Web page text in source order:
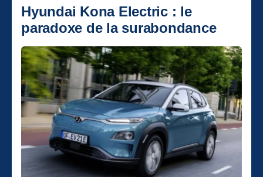
Hyundai Kona Electric : le
paradoxe de la surabondance